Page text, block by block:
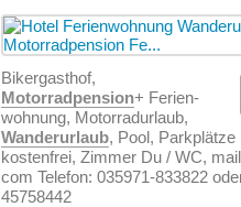
Bikergasthof,
Motorradpension+ Ferien­
wohnung, Motorradurlaub,
Wanderurlaub, Pool,
kostenfrei, Zimmer Du / WC,
com Telefon: 035971-833822
45758442